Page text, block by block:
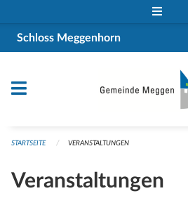
Schloss Meggenhorn
STARTSEITE VERANSTALTUNGEN
Veranstaltungen